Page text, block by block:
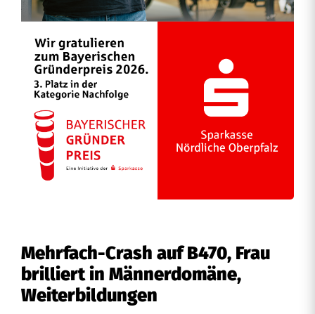
Mehrfach-Crash auf B470, Frau
brilliert in Männerdomäne,
Weiterbildungen